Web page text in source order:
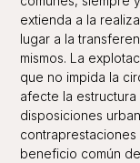
extienda a la
lugar a la
mismos. La
que no impida la
afecte la
disposiciones
beneficio común